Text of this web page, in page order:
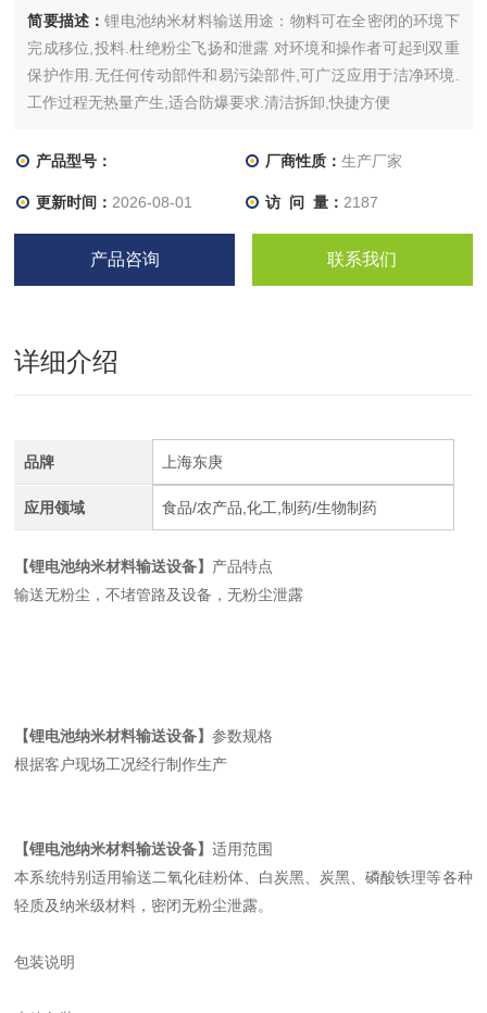
简要描述：锂电池纳米材料输送用途：物料可在全密闭的环境下
完成移位,投料.杜绝粉尘飞扬和泄露 对环境和操作者可起到双重
保护作用.无任何传动部件和易污染部件,可广泛应用于洁净环境.
工作过程无热量产生,适合防爆要求.清洁拆卸,快捷方便
产品型号： 厂商性质： 生产厂家
更新时间： 2026-08-01 访 问 量： 2187
产品咨询 联系我们
详细介绍
品牌 上海东庚
应用领域 食品/农产品,化工,制药/生物制药
【锂电池纳米材料输送设备】 产品特点
输送无粉尘，不堵管路及设备，无粉尘泄露
【锂电池纳米材料输送设备】参数规格
根据客户现场工况经行制作生产
【锂电池纳米材料输送设备】适用范围
本系统特别适用输送二氧化硅粉体、白炭黑、炭黑、磷酸铁理等各种
轻质及纳米级材料，密闭无粉尘泄露。
包装说明